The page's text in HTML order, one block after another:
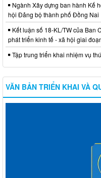
Ngành Xây dựng ban hành Kế
hội Đảng bộ thành phố Đồng Nai
Kết luận số 18-KL/TW của Ban
phát triển kinh tế - xã hội giai
Tập trung triển khai nhiệm vụ
VĂN BẢN TRIỂN KHAI VÀ